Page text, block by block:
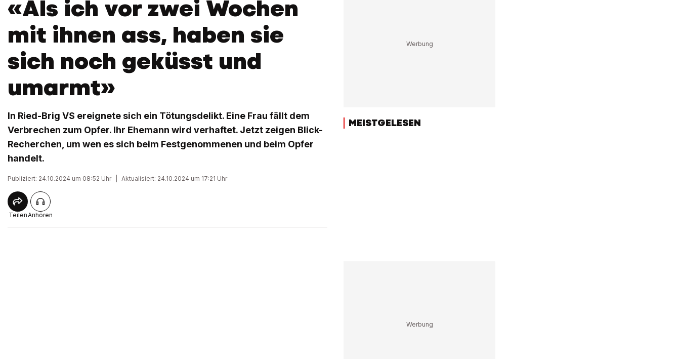
«Als ich vor zwei Wochen
mit ihnen ass, haben sie
sich noch geküsst und
umarmt»
In Ried-Brig VS ereignete sich ein Tötungsdelikt. Eine Frau fällt dem
Verbrechen zum Opfer. Ihr Ehemann wird verhaftet. Jetzt zeigen Blick-
Recherchen, um wen es sich beim Festgenommenen und beim Opfer
handelt.
Publiziert: 24.10.2024 um 08:52 Uhr Aktualisiert: 24.10.2024 um 17:21 Uhr
TeilenAnhören
MEISTGELESEN